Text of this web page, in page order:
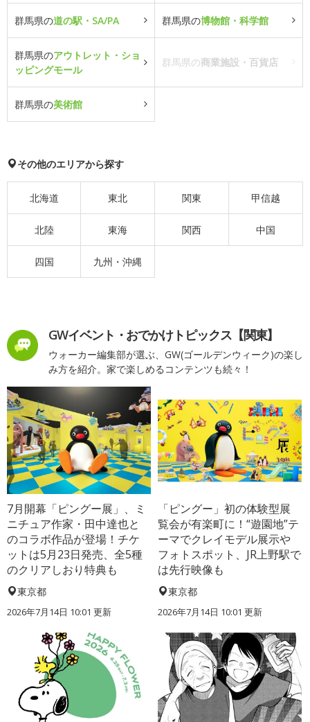
群馬県の道の駅・SA/PA 群馬県の博物館・科学館
群馬県のアウトレット・ショ
ッピングモール
群馬県の商業施設・百貨店
群馬県の美術館
その他のエリアから探す
北海道 東北 関東 甲信越
北陸 東海 関西 中国
四国 九州・沖縄
GWイベント・おでかけトピックス【関東】
ウォーカー編集部が選ぶ、GW(ゴールデンウィーク)の楽し
み方を紹介。家で楽しめるコンテンツも続々！
7月開幕「ピングー展」、ミ
ニチュア作家・田中達也と
のコラボ作品が登場！チケ
ットは5月23日発売、全5種
のクリアしおり特典も
東京都
2026年7月14日 10:01 更新
「ピングー」初の体験型展
覧会が有楽町に！“遊園地”テ
ーマでクレイモデル展示や
フォトスポット、JR上野駅で
は先行映像も
東京都
2026年7月14日 10:01 更新